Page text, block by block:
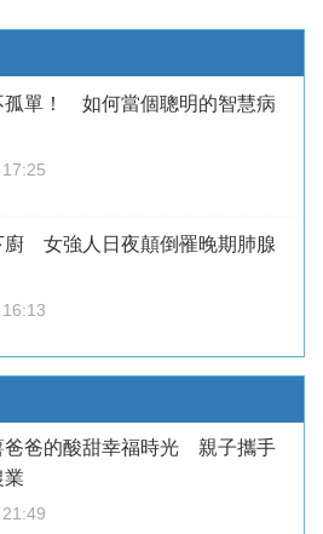
孤單！ 如何當個聰明的智慧病
廚 女強人日夜顛倒罹晚期肺腺
爸爸的酸甜幸福時光 親子攜手
業